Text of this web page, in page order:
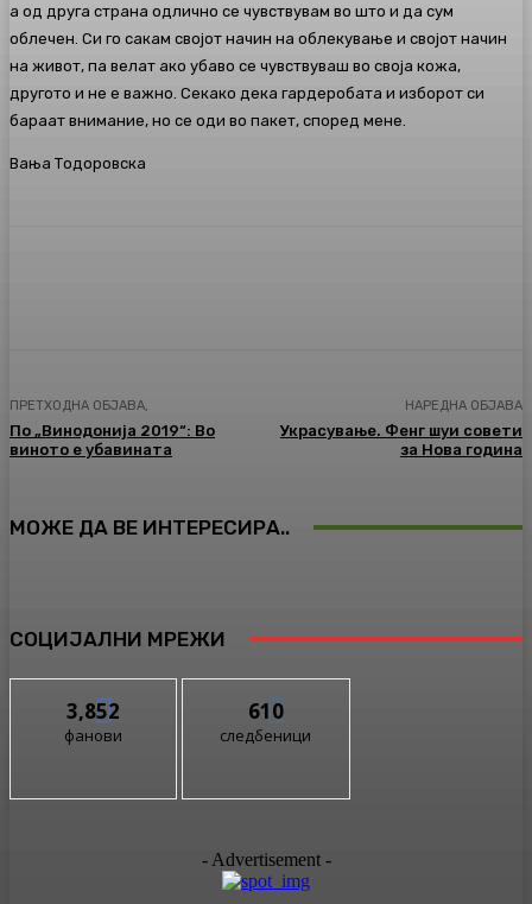
а од друга страна одлично се чувствувам во што и да сум
облечен. Си го сакам својот начин на облекување и својот начин
на живот, па велат ако убаво се чувствуваш во своја кожа,
другото и не е важно. Секако дека гардеробата и изборот си
бараат внимание, но се оди во пакет, според мене.
Вања Тодоровска
ПРЕТХОДНА ОБЈАВА,
Пo „Винодонија 2019“: Во
виното е убавината
НАРЕДНА ОБЈАВА
Украсување. Фенг шуи совети
за Нова година
МОЖЕ ДА ВЕ ИНТЕРЕСИРА..
СОЦИЈАЛНИ МРЕЖИ
3,852
фанови
610
следбеници
- Advertisement -